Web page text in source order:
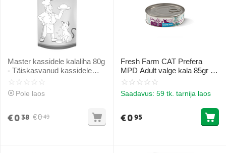
Master kassidele kalaliha 80g
- Täiskasvanud kassidele
Pole laos
€0 49
€038
Fresh Farm CAT Prefera
MPD Adult valge kala 85gr -
täiskasvanud kassidele (ka
monoproteiiniga toit valge
Saadavus: 59 tk. tarnija laos
€095